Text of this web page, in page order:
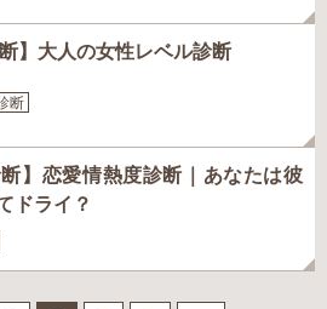
断】大人の女性レベル診断
断
断】恋愛情熱度診断｜あなたは彼
ドライ？